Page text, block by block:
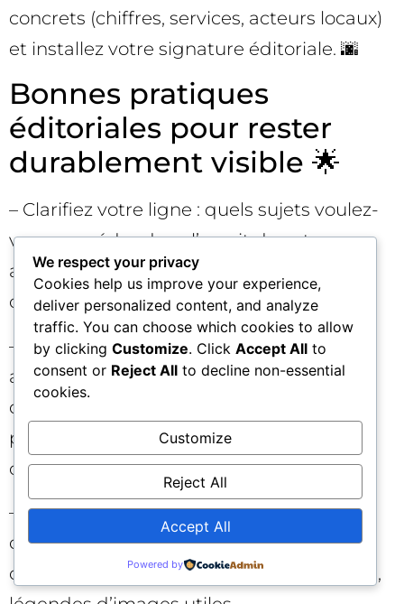
concrets (chiffres, services, acteurs locaux)
et installez votre signature éditoriale. 🌆
Bonnes pratiques
éditoriales pour rester
durablement visible 🌟
– Clarifiez votre ligne : quels sujets voulez-
vous posséder dans l’esprit de votre
audience et de Google ? Structurez votre
offre éditoriale autour de ces pôles.
– Documentez votre expertise : fiches
auteurs, page « À propos », principes
déontologiques, corrections visibles,
partenariats et sources. La confiance se
construit aussi hors du contenu.
– Éditez avec rigueur : précision factuelle,
citations sourcées, mise à jour des
contenus evergreen, cohérence des titres,
We respect your privacy
Cookies help us improve your experience,
deliver personalized content, and analyze
traffic. You can choose which cookies to allow
by clicking Customize. Click Accept All to
consent or Reject All to decline non-essential
cookies.
Customize
Reject All
Accept All
Powered by